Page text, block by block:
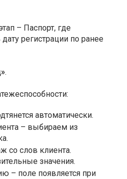
– Паспорт, где
регистрации по ранее
.
автоматически.
– выбираем из
со слов клиента.
значения.
– поле появляется при